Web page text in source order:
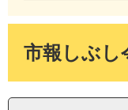
文
市報しぶし